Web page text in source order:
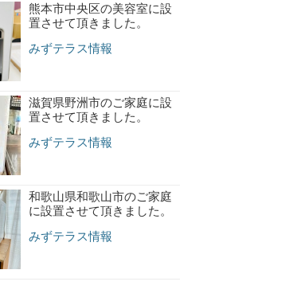
熊本市中央区の美容室に設
置させて頂きました。
みずテラス情報
滋賀県野洲市のご家庭に設
置させて頂きました。
みずテラス情報
和歌山県和歌山市のご家庭
に設置させて頂きました。
みずテラス情報